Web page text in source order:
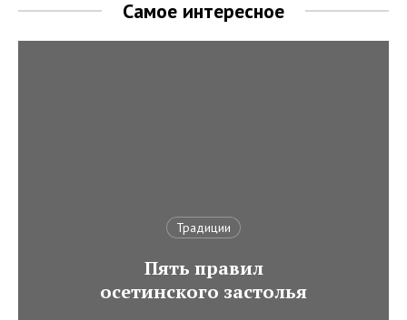
Самое интересное
Традиции
Пять правил
осетинского застолья